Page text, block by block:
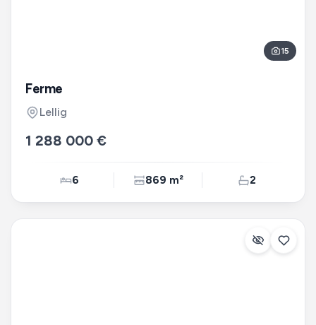
15
Ferme
Lellig
1 288 000 €
6 869 m² 2